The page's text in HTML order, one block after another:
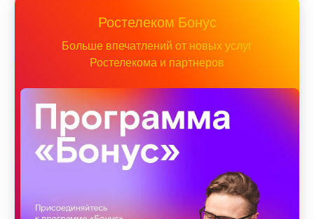
Ростелеком Бонус
Больше впечатлений от новых услуг
Ростелекома и партнеров